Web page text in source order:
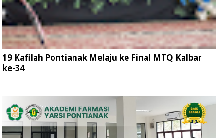
19 Kafilah Pontianak Melaju ke Final MTQ Kalbar
ke-34